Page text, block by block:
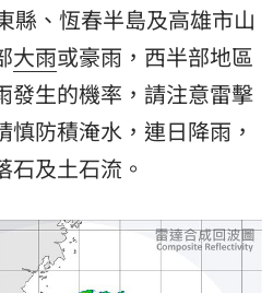
縣、恆春半島及高雄市山
大雨或豪雨，西半部地區
發生的機率，請注意雷擊
防積淹水，連日降雨，
石及土石流。